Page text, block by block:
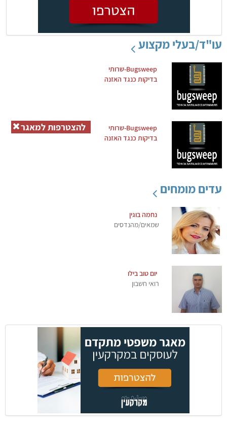
עו"ד/בעלי מקצוע
Bugsweep-שרותי
בדיקות כנגד האזנה
Bugsweep-שרותי
בדיקות כנגד האזנה
עדים מומחים
נחמה בוגין
שמאים/מהנדסים
יום טוב בילו
רואי חשבון
להצטרפות למאגר